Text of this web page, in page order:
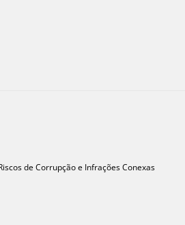
de Corrupção e Infrações Conexas